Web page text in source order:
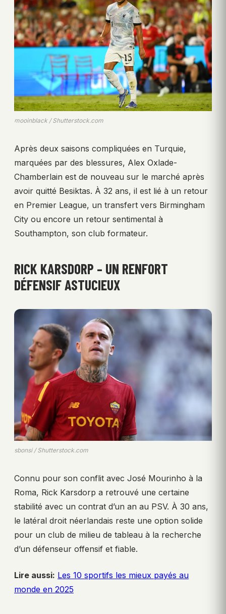
mooinblack / Shutterstock.com
Après deux saisons compliquées en Turquie,
marquées par des blessures, Alex Oxlade-
Chamberlain est de nouveau sur le marché après
avoir quitté Besiktas. À 32 ans, il est lié à un retour
en Premier League, un transfert vers Birmingham
City ou encore un retour sentimental à
Southampton, son club formateur.
RICK KARSDORP – UN RENFORT
DÉFENSIF ASTUCIEUX
sbonsi / Shutterstock.com
Connu pour son conflit avec José Mourinho à la
Roma, Rick Karsdorp a retrouvé une certaine
stabilité avec un contrat d’un an au PSV. À 30 ans,
le latéral droit néerlandais reste une option solide
pour un club de milieu de tableau à la recherche
d’un défenseur offensif et fiable.
Lire aussi: Les 10 sportifs les mieux payés au
monde en 2025